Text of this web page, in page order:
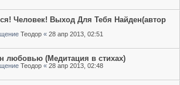
Человек! Выход Для Тебя Найден(автор
Теодор « 28 апр 2013, 02:51
любовью (Медитация в стихах)
Теодор « 28 апр 2013, 02:48